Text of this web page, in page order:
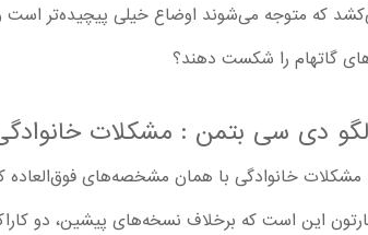
که متوجه می‌شوند اوضاع خیلی پیچیده‌تر است
گاتهام را شکست دهند؟
دی سی بتمن : مشکلات خانوادگی
خانوادگی با همان مشخصه‌های
این است که برخلاف نسخه‌های پیشین، دو